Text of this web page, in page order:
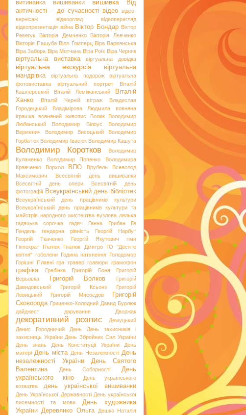
витинанка вишиванки вишивка
Від
античності – до сучасності відео відео-
вернісаж
відеоогляд
відеоперегляд
відеопрезентація війна Віктор Бондар Віктор
Ревегук
Вікторія Демченко
Вікторія Левченко
Вікторія Пашуба Вілл Ґомперц Віра Варвянська
Віра Забора Віра Мотчана Віра Роїк Віра Черняк
віртуальна виставка віртуальна довідка
віртуальна екскурсія
віртуальна
мандрівка
віртуальна подорож
віртуальна
фотовиставка
віртуальний портрет
Віталій
Кашперський
Віталій Леміжанський
Віталій
Ханко
Віталій Черній вітраж
Владислав
Городецький
Владімірова Людмила
вовняна
іграшка
вовняний живопис Волик
Володимир
Любанський
Володимир Білоус
Володимир
Верменич
Володимир Висоцький
Володимир
Горбатюк Володимир Івасюк Володимир Кашута
Володимир Коротков
Володимир
Кулаженко
Володимир Попенко
Володимира
Кравченко
Ворхол ВПО Врубель
Всеволод
Максимович
Всесвітній день вишиванки
Всесвітній день опери
Всесвітній день
фотографії Всеукраїнський день бібліотек
Всеукраїнський день працівників культури
Всеукраїнський день працівників культури та
майстрів народного мистецтва вузлова лялька
гадяцька сорочка
гадяч Ганна Грибан
Ге
Гендель
гендерна рівність
Георгій Нарбут
Георгій Ткаченко
Георгій Якутович
гімн
Гіппократ
Гнатюк Гнатюк Дмитро
ГО "Десяте
квітня" гобелени Година натхнення Голодомор
Горішні Плавні гра гравер гравюри грамофон
графіка Гребінка Григорій Боня
Григорій
Верьовка
Григорій Волков
Григорій
Давидовський
Григорій Ксьонз
Григорій
Левицький
Григорій Мясоєдов
Григорій
Сковорода Гриценко-Холодний Давид Бурлюк
дайджест
дарування Дворжак
декоративний розпис
Демуцький
Денис Городничий
День
День захисників і
захисниць України День Збройних Сил України
День знань
День Конституції України
День
матері День міста День Незалежності День
незалежності України
День Святого
Валентина
День Соборності
День
українського кіно
День українського
козацтва
день української вишиванки
День Української Державності День української
писемності та мови
День художника
України Деревянко Ольга Дешко Наталія